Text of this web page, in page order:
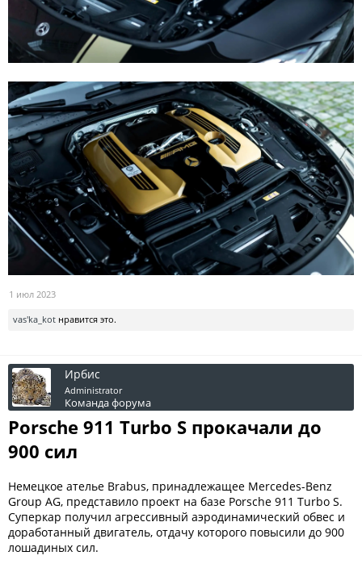
1 июл 2023
vas'ka_kot нравится это.
Ирбис
Administrator
Команда форума
Porsche 911 Turbo S прокачали до
900 сил
Немецкое ателье Brabus, принадлежащее Mercedes-Benz
Group AG, представило проект на базе Porsche 911 Turbo S.
Суперкар получил агрессивный аэродинамический обвес и
доработанный двигатель, отдачу которого повысили до 900
лошадиных сил.